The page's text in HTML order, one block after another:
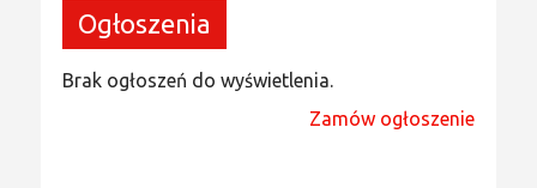
Ogłoszenia
Brak ogłoszeń do wyświetlenia.
Zamów ogłoszenie